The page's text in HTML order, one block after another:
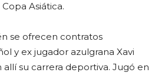
Asiática.
se ofrecen contratos
y ex jugador azulgrana Xavi
su carrera deportiva. Jugó en